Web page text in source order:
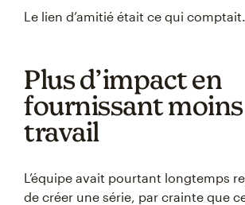
Le lien d’amitié était ce qui comptait.
Plus d’impact en
fournissant
travail
L’équipe avait pourtant longtemps
de créer une série, par crainte que